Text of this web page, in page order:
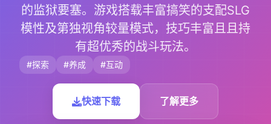
的监狱要塞。游戏搭载丰富搞笑的支配SLG
模性及第独视角较量模式，技巧丰富且且持
有超优秀的战斗玩法。
#探索 #养成 #互动
快速下载 了解更多